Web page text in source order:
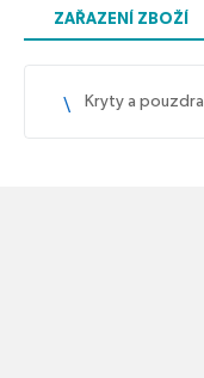
ZAŘAZENÍ ZBOŽÍ
Kryty a pouzdra